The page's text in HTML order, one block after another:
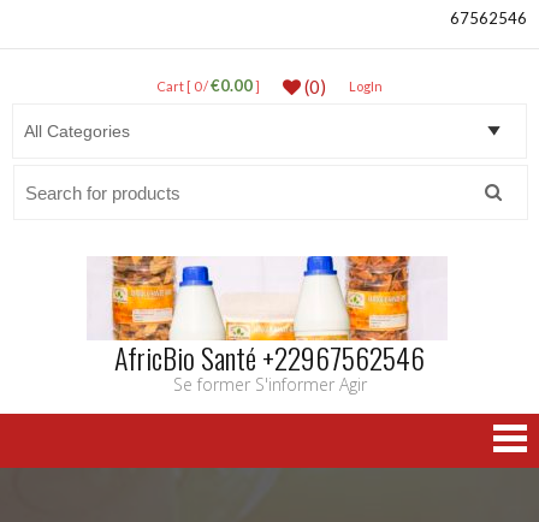
67562546
Cart [ 0 /€0.00] (0) LogIn
AfricBio Santé +22967562546
Se former S'informer Agir